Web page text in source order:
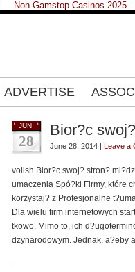
Non Gamstop Casinos 2025
ADVERTISE
JUN
28
Bior?c
June 28, 2014 | Leave a
volish Bior?c swoj? stron?
umaczenia Spó?ki Firmy, które
korzystaj? z Profesjonalne
Dla wielu firm internetowych
tkowo. Mimo to, ich
dzynarodowym. Jednak, a?eby